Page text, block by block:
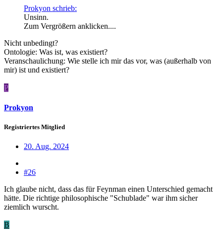
Prokyon schrieb:
Unsinn.
Zum Vergrößern anklicken....
Nicht unbedingt?
Ontologie: Was ist, was existiert?
Veranschaulichung: Wie stelle ich mir das vor, was (außerhalb von
mir) ist und existiert?
P
Prokyon
Registriertes Mitglied
20. Aug. 2024
#26
Ich glaube nicht, dass das für Feynman einen Unterschied gemacht
hätte. Die richtige philosophische "Schublade" war ihm sicher
ziemlich wurscht.
B